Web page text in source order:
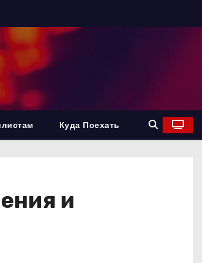
Куда Поехать
и